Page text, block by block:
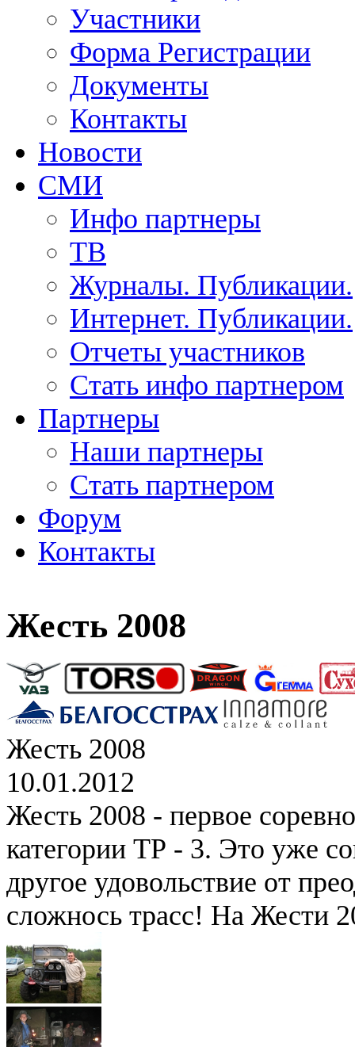
Участники
Форма Регистрации
Документы
Контакты
Новости
СМИ
Инфо партнеры
ТВ
Журналы. Публикации.
Интернет. Публикации.
Отчеты участников
Стать инфо партнером
Партнеры
Наши партнеры
Стать партнером
Форум
Контакты
Жесть 2008
Жесть 2008
10.01.2012
Жесть 2008 - первое
категории ТР - 3. Это уже
другое удовольствие от
сложнось трасс! На Жести